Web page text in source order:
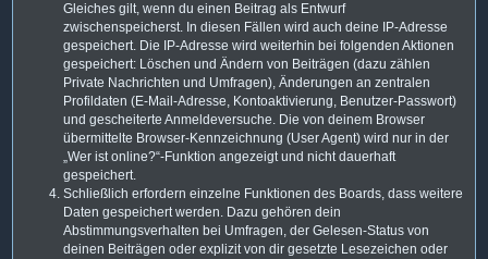
Gleiches gilt, wenn du einen Beitrag als Entwurf
zwischenspeicherst. In diesen Fällen wird auch deine IP-Adresse
gespeichert. Die IP-Adresse wird weiterhin bei folgenden Aktionen
gespeichert: Löschen und Ändern von Beiträgen (dazu zählen
Private Nachrichten und Umfragen), Änderungen an zentralen
Profildaten (E-Mail-Adresse, Kontoaktivierung, Benutzer-Passwort)
und gescheiterte Anmeldeversuche. Die von deinem Browser
übermittelte Browser-Kennzeichnung (User Agent) wird nur in der
„Wer ist online?“-Funktion angezeigt und nicht dauerhaft
gespeichert.
Schließlich erfordern einzelne Funktionen des Boards, dass weitere
Daten gespeichert werden. Dazu gehören dein
Abstimmungsverhalten bei Umfragen, der Gelesen-Status von
deinen Beiträgen oder explizit von dir gesetzte Lesezeichen oder